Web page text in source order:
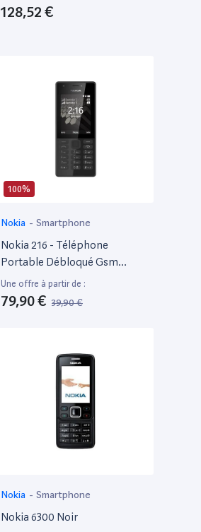
128,52 €
100%
Nokia - Smartphone
Nokia 216 - Téléphone
Portable Débloqué Gsm
(Ecran 2,4 Pouces, Rom 16Mo
+ Jusqu'À 32Go Via Carte Sd,
Single Sim) Noir
Une offre à partir de :
79,90 € 39,90 €
Nokia - Smartphone
Nokia 6300 Noir